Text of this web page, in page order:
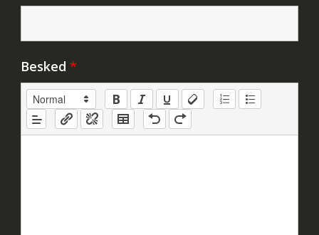
Besked *